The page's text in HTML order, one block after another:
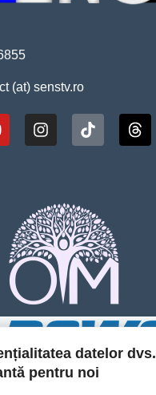
datelor
pentru noi
(at) senstv.ro